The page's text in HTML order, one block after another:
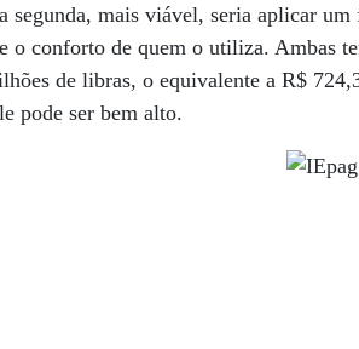
segunda, mais viável, seria aplicar
o conforto de quem o utiliza. Ambas
de libras, o equivalente a R$
pode ser bem alto.